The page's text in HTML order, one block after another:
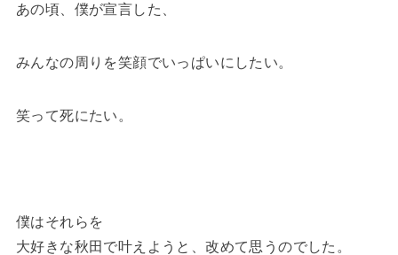
あの頃、僕が宣言した、
みんなの周りを笑顔でいっぱいにしたい。
笑って死にたい。
僕はそれらを
大好きな秋田で叶えようと、改めて思うのでした。